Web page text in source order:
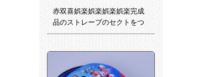
赤双喜娯楽娯楽娯楽娯楽完成
品のストレープのセクトをつ
まんで、柄のゴムを直接にし